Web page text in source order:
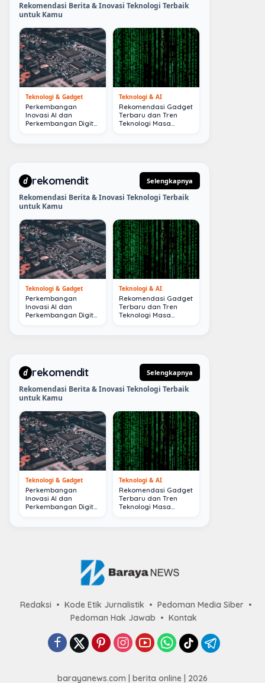
Rekomendasi Berita & Inovasi Teknologi Terbaik
untuk Kamu
Teknologi & Gadget
Perkembangan
Inovasi AI dan
Perkembangan Digital
Teknologi & AI
Rekomendasi Gadget
Terbaru dan Tren
Teknologi Masa
d rekomendit Selengkapnya
Rekomendasi Berita & Inovasi Teknologi Terbaik
untuk Kamu
Teknologi & Gadget
Perkembangan
Inovasi AI dan
Perkembangan Digital
Teknologi & AI
Rekomendasi Gadget
Terbaru dan Tren
Teknologi Masa
d rekomendit Selengkapnya
Rekomendasi Berita & Inovasi Teknologi Terbaik
untuk Kamu
Teknologi & Gadget
Perkembangan
Inovasi AI dan
Perkembangan Digital
Teknologi & AI
Rekomendasi Gadget
Terbaru dan Tren
Teknologi Masa
Redaksi Kode Etik Jurnalistik
Pedoman Media Siber
Pedoman Hak Jawab
Kontak
barayanews.com | berita online | 2026